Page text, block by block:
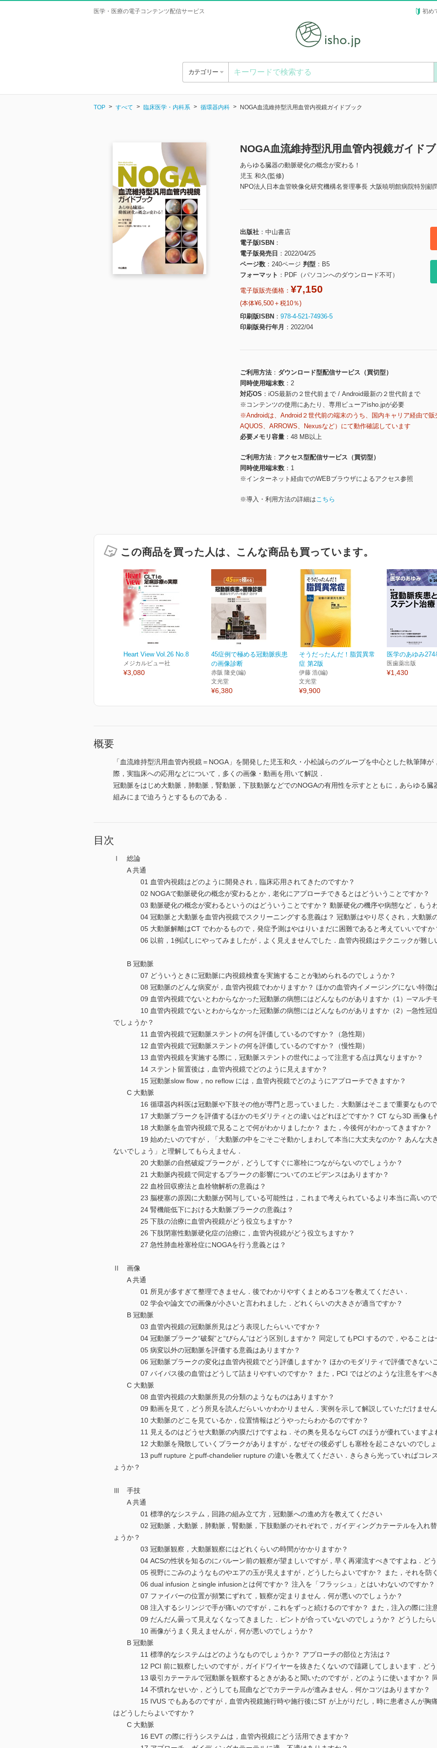
医学・医療の電子コンテンツ配信サービス 初め
カテゴリー
TOP すべて 臨床医学・内科系 循環器内科 NOGA血流維持型汎用血管内視鏡ガイドブック
NOGA血流維持型汎用血管内視鏡ガイド
あらゆる臓器の動脈硬化の概念が変わる！
児玉 和久(監修)
NPO法人日本血管映像化研究機構名誉理事長 大阪暁明館病院特別顧
出版社
中山書店
電子版ISBN
電子版発売日
2022/04/25
ページ数
240ページ 判型
B5
フォーマット
PDF（パソコンへのダウンロード不可）
電子版販売価格： ¥7,150
(本体¥6,500＋税10％)
印刷版ISBN
978-4-521-74936-5
印刷版発行年月
2022/04
ご利用方法
ダウンロード型配信サービス（買切型）
同時使用端末数
2
対応OS
iOS最新の２世代前まで / Android最新の２世代前まで
※コンテンツの使用にあたり、専用ビューアisho.jpが必要
※Androidは、Android２世代前の端末のうち、国内キャリア経由で
AQUOS、ARROWS、Nexusなど）にて動作確認しています
必要メモリ容量
48 MB以上
ご利用方法
アクセス型配信サービス（買切型）
同時使用端末数
1
※インターネット経由でのWEBブラウザによるアクセス参照
※導入・利用方法の詳細はこちら
この商品を買った人は、こんな商品も買っています。
Heart View Vol.26 No.8
メジカルビュー社
¥3,080
45症例で極める冠動脈疾患
の画像診断
赤阪 隆史(編)
文光堂
¥6,380
そうだったんだ！脂質異常
症 第2版
伊藤 浩(編)
文光堂
¥9,900
医学のあゆみ274
医歯薬出版
¥1,430
概要
「血流維持型汎用血管内視鏡＝NOGA」を開発した児玉和久・小松誠らのグループを中心とした執筆陣
際，実臨床への応用などについて，多くの画像・動画を用いて解説．
冠動脈をはじめ大動脈，肺動脈，腎動脈，下肢動脈などでのNOGAの有用性を示すとともに，あらゆる
組みにまで迫ろうとするものである．
目次
Ⅰ 総論
A 共通
01 血管内視鏡はどのように開発され，臨床応用されてきたのですか？
02 NOGAで動脈硬化の概念が変わるとか，老化にアプローチできるとはどういうことですか？
03 動脈硬化の概念が変わるというのはどういうことですか？ 動脈硬化の機序や病態など，もう
04 冠動脈と大動脈を血管内視鏡でスクリーニングする意義は？ 冠動脈はやり尽くされ，大動脈の
05 大動脈解離はCT でわかるもので，発症予測はやはりいまだに困難であると考えていいですか
06 以前，1例試しにやってみましたが，よく見えませんでした．血管内視鏡はテクニックが難し
B 冠動脈
07 どういうときに冠動脈に内視鏡検査を実施することが勧められるのでしょうか？
08 冠動脈のどんな病変が，血管内視鏡でわかりますか？ ほかの血管内イメージングにない特徴
09 血管内視鏡でないとわからなかった冠動脈の病態にはどんなものがありますか（1）─マルチモ
10 血管内視鏡でないとわからなかった冠動脈の病態にはどんなものがありますか（2）─急性冠症
でしょうか？
11 血管内視鏡で冠動脈ステントの何を評価しているのですか？（急性期）
12 血管内視鏡で冠動脈ステントの何を評価しているのですか？（慢性期）
13 血管内視鏡を実施する際に，冠動脈ステントの世代によって注意する点は異なりますか？
14 ステント留置後は，血管内視鏡でどのように見えますか？
15 冠動脈slow flow，no reflow には，血管内視鏡でどのようにアプローチできますか？
C 大動脈
16 循環器内科医は冠動脈や下肢その他が専門と思っていました．大動脈はそこまで重要なもの
17 大動脈プラークを評価するほかのモダリティとの違いはどれほどですか？ CT なら3D 画像も
18 大動脈を血管内視鏡で見ることで何がわかりましたか？ また，今後何がわかってきますか？
19 始めたいのですが，「大動脈の中をごそごそ動かしまわして本当に大丈夫なのか？ あんな大き
ないでしょう」と理解してもらえません．
20 大動脈の自然破綻プラークが，どうしてすぐに塞栓につながらないのでしょうか？
21 大動脈内視鏡で同定するプラークの影響についてのエビデンスはありますか？
22 血栓回収療法と血栓物解析の意義は？
23 脳梗塞の原因に大動脈が関与している可能性は，これまで考えられているより本当に高いので
24 腎機能低下における大動脈プラークの意義は？
25 下肢の治療に血管内視鏡がどう役立ちますか？
26 下肢閉塞性動脈硬化症の治療に，血管内視鏡がどう役立ちますか？
27 急性肺血栓塞栓症にNOGAを行う意義とは？
Ⅱ 画像
A 共通
01 所見が多すぎて整理できません．後でわかりやすくまとめるコツを教えてください．
02 学会や論文での画像が小さいと言われました．どれくらいの大きさが適当ですか？
B 冠動脈
03 血管内視鏡の冠動脈所見はどう表現したらいいですか？
04 冠動脈プラーク“破裂”と“びらん”はどう区別しますか？ 同定してもPCI するので，やることは
05 病変以外の冠動脈を評価する意義はありますか？
06 冠動脈プラークの変化は血管内視鏡でどう評価しますか？ ほかのモダリティで評価できない
07 バイパス後の血管はどうして詰まりやすいのですか？ また，PCI ではどのような注意をすべ
C 大動脈
08 血管内視鏡の大動脈所見の分類のようなものはありますか？
09 動画を見て，どう所見を読んだらいいかわかりません．実例を示して解説していただけませ
10 大動脈のどこを見ているか，位置情報はどうやったらわかるのですか？
11 見えるのはどうせ大動脈の内膜だけですよね．その奥を見るならCT のほうが優れていますよ
12 大動脈を飛散していくプラークがありますが，なぜその後必ずしも塞栓を起こさないのでし
13 puff rupture とpuff-chandelier rupture の違いを教えてください．きらきら光っていればコレス
ょうか？
Ⅲ 手技
A 共通
01 標準的なシステム，回路の組み立て方，冠動脈への進め方を教えてください
02 冠動脈，大動脈，肺動脈，腎動脈，下肢動脈のそれぞれで，ガイディングカテーテルを入れ替
ょうか？
03 冠動脈観察，大動脈観察にはどれくらいの時間がかかりますか？
04 ACSの性状を知るのにバルーン前の観察が望ましいですが，早く再灌流すべきですよね．どう
05 視野にごみのようなものやエアの玉が見えますが，どうしたらよいですか？ また，それを防
06 dual infusion とsingle infusionとは何ですか？ 注入を「フラッシュ」とはいわないのですか？
07 ファイバーの位置が頻繁にずれて，観察が定まりません．何が悪いのでしょうか？
08 注入するシリンジで手が痛いのですが，これをずっと続けるのですか？ また，注入の際に注
09 だんだん曇って見えなくなってきました．ピントが合っていないのでしょうか？ どうしたら
10 画像がうまく見えませんが，何が悪いのでしょうか？
B 冠動脈
11 標準的なシステムはどのようなものでしょうか？ アプローチの部位と方法は？
12 PCI 前に観察したいのですが，ガイドワイヤーを抜きたくないので躊躇してしまいます．どう
13 吸引カテーテルで冠動脈を観察するときがあると聞いたのですが，どのように使いますか？
14 不慣れなせいか，どうしても屈曲などでカテーテルが進みません．何かコツはありますか？
15 IVUS でもあるのですが，血管内視鏡施行時や施行後にST が上がりだし，時に患者さんが胸痛
はどうしたらよいですか？
C 大動脈
16 EVT の際に行うシステムは，血管内視鏡にどう活用できますか？